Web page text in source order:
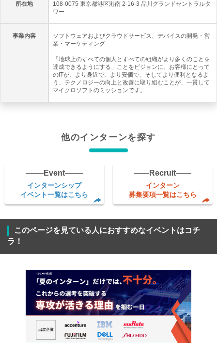
所在地
108-0075 東京都港区港南 2-16-3 品川グランドセントラルタ
ワー
事業内容
ソフトウェアおよびクラウドサービス、デバイスの開発・営
業・マーケティング
「地球上のすべての個人とすべての組織がより多くのことを
達成できるようにする」ことをビジョンに、お客様にとって
のITが、より身近で、より安価で、そしてより便利となるよ
う、テクノロジーの向上と改善に取り組むことが、一貫して
マイクロソフトのミッションです。
他のインターンを探す
Event
インターンシップ
イベント一覧はこちら
Recruit
インターン
募集要項一覧はこちら
このページを見ている人におすすめなイベントはコチ
ラ！